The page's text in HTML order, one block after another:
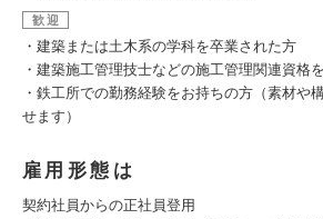
歓迎
・建築または土木系の学科を卒業された方
・建築施工管理技士などの施工管理関連資格
・鉄工所での勤務経験をお持ちの方（素材や
せます）
雇用形態は
契約社員からの正社員登用